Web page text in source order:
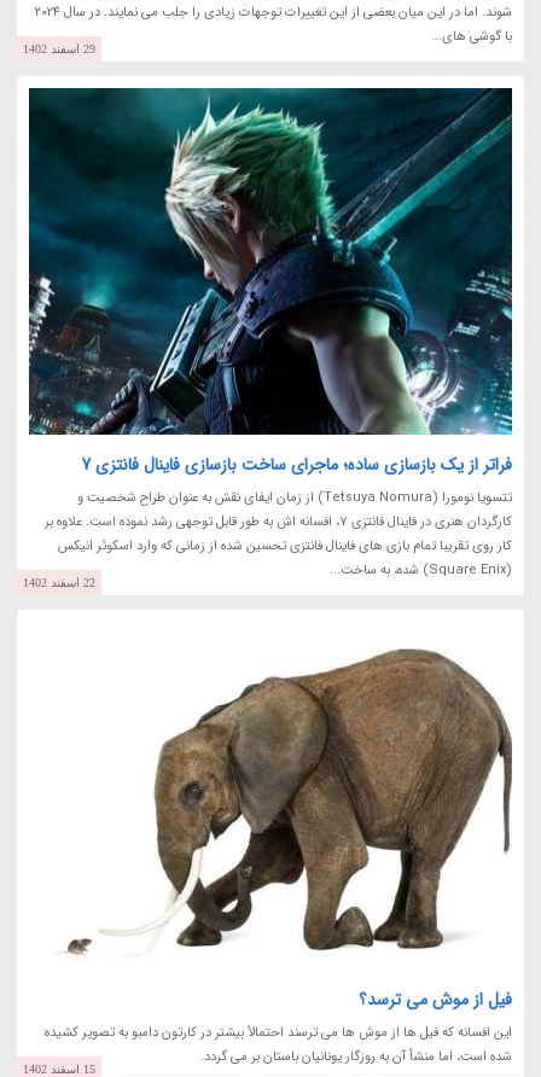
شوند. اما در این میان بعضی از این تغییرات توجهات زیادی را جلب می نمایند. در سال 2024
با گوشی های...
29 اسفند 1402
فراتر از یک بازسازی ساده؛ ماجرای ساخت بازسازی فاینال فانتزی 7
تتسویا نومورا (Tetsuya Nomura) از زمان ایفای نقش به عنوان طراح شخصیت و
کارگردان هنری در فاینال فانتزی 7، افسانه اش به طور قابل توجهی رشد نموده است. علاوه بر
کار روی تقریبا تمام بازی های فاینال فانتزی تحسین شده از زمانی که وارد اسکوئر انیکس
(Square Enix) شده، به ساخت...
22 اسفند 1402
فیل از موش می ترسد؟
این افسانه که فیل ها از موش ها می ترسند احتمالاً بیشتر در کارتون دامبو به تصویر کشیده
شده است، اما منشأ آن به روزگار یونانیان باستان بر می گردد.
15 اسفند 1402